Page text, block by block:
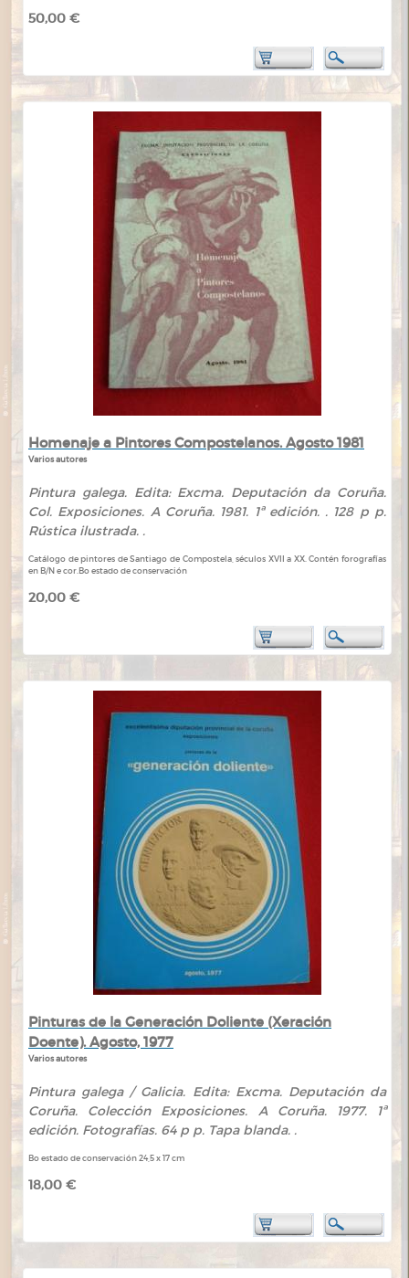
50,00 €
Homenaje a Pintores Compostelanos. Agosto 1981
Varios autores
Pintura galega. Edita: Excma. Deputación da Coruña.
Col. Exposiciones. A Coruña. 1981. 1ª edición. . 128 p p.
Rústica ilustrada. .
Catálogo de pintores de Santiago de Compostela, séculos XVII a XX. Contén forografías
en B/N e cor.Bo estado de conservación
20,00 €
Pinturas de la Generación Doliente (Xeración
Doente). Agosto, 1977
Varios autores
Pintura galega / Galicia. Edita: Excma. Deputación da
Coruña. Colección Exposiciones. A Coruña. 1977. 1ª
edición. Fotografías. 64 p p. Tapa blanda. .
Bo estado de conservación 24,5 x 17 cm
18,00 €